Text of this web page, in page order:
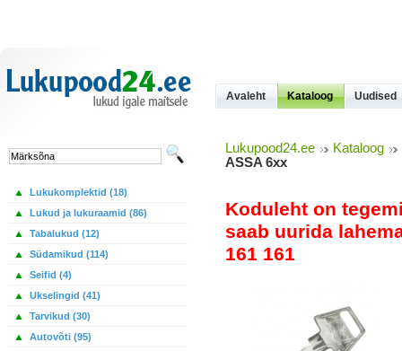
Lukukomplektid (18)
Lukud ja lukuraamid (86)
Tabalukud (12)
Südamikud (114)
Seifid (4)
Ukselingid (41)
Tarvikud (30)
Autovõti (95)
Avaleht Kataloog Uudised
Lukupood24.ee
Kataloog
ASSA 6xx
Koduleht on
saab uurida
161 161